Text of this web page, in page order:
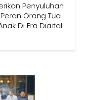
Penyuluhan
Orang Tua
Di Era Digital